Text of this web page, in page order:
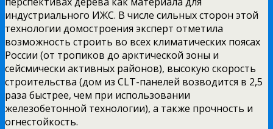
индустриального ИЖС. В числе сильных сторон этой
технологии домостроения эксперт отметила
возможность строить во всех климатических поясах
России (от тропиков до арктической зоны и
сейсмически активных районов), высокую скорость
строительства (дом из CLT-панелей возводится в 2,5
раза быстрее, чем при использовании
железобетонной технологии), а также прочность и
огнестойкость.